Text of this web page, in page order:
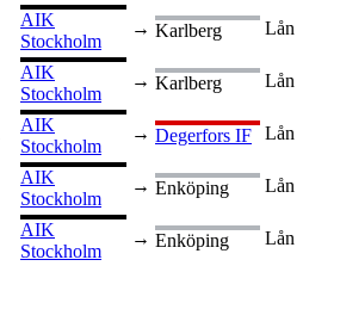
AIK
Stockholm
→ Karlberg Lån
AIK
Stockholm
→ Karlberg Lån
AIK
Stockholm
→ Degerfors IF Lån
AIK
Stockholm
→ Enköping Lån
AIK
Stockholm
→ Enköping Lån